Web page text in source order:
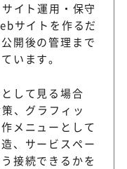
イト運用・保守
サイトを作るだ
開後の管理まで
います。
して見る場合
、グラフィッ
メニューとして
、サービスペー
接続できるかを